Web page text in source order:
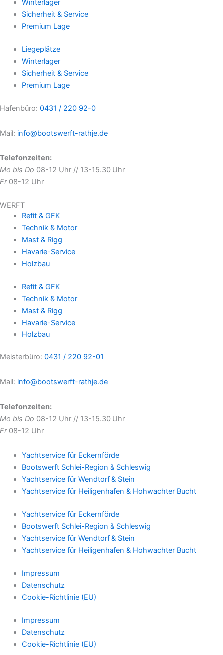
Winterlager
Sicherheit & Service
Premium Lage
Liegeplätze
Winterlager
Sicherheit & Service
Premium Lage
Hafenbüro: 0431 / 220 92-0
Mail: info@bootswerft-rathje.de
Telefonzeiten:
Mo bis Do 08-12 Uhr // 13-15.30 Uhr
Fr 08-12 Uhr
WERFT
Refit & GFK
Technik & Motor
Mast & Rigg
Havarie-Service
Holzbau
Refit & GFK
Technik & Motor
Mast & Rigg
Havarie-Service
Holzbau
Meisterbüro: 0431 / 220 92-01
Mail: info@bootswerft-rathje.de
Telefonzeiten:
Mo bis Do 08-12 Uhr // 13-15.30 Uhr
Fr 08-12 Uhr
Yachtservice für Eckernförde
Bootswerft Schlei-Region & Schleswig
Yachtservice für Wendtorf & Stein
Yachtservice für Heiligenhafen & Hohwachter Bucht
Yachtservice für Eckernförde
Bootswerft Schlei-Region & Schleswig
Yachtservice für Wendtorf & Stein
Yachtservice für Heiligenhafen & Hohwachter Bucht
Impressum
Datenschutz
Cookie-Richtlinie (EU)
Impressum
Datenschutz
Cookie-Richtlinie (EU)